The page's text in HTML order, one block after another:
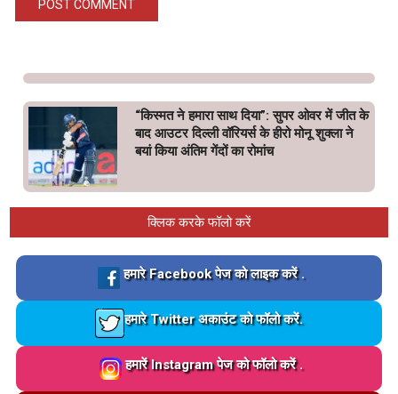
“किस्मत ने हमारा साथ दिया”: सुपर ओवर में जीत के
बाद आउटर दिल्ली वॉरियर्स के हीरो मोनू शुक्ला ने
बयां किया अंतिम गेंदों का रोमांच
क्लिक करके फॉलो करें
Loading…
हमारे Facebook पेज को लाइक करें .
Loading…
हमारे Twitter अकाउंट को फॉलो करें.
Loading…
हमारें Instagram पेज को फॉलो करें .